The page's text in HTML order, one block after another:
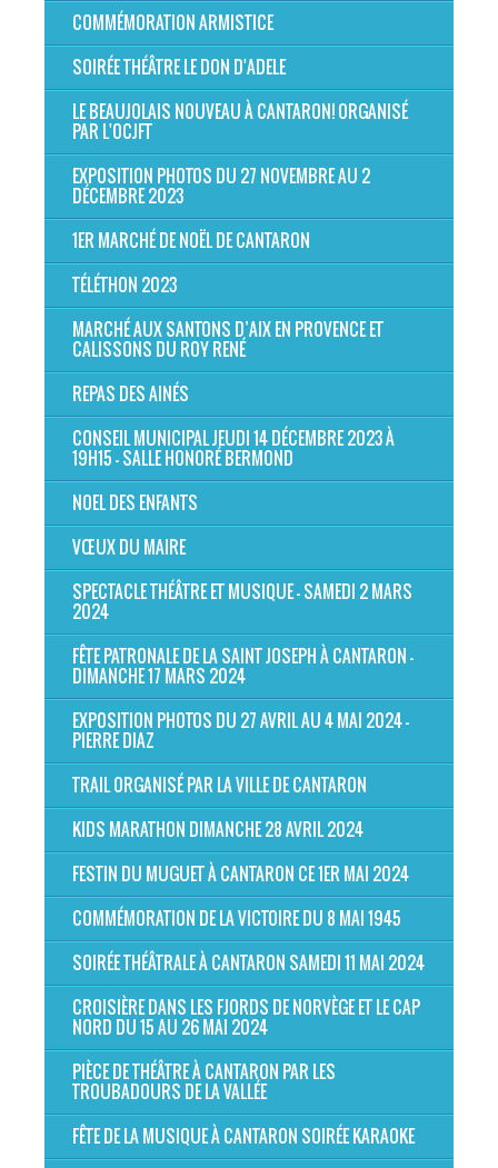
COMMÉMORATION ARMISTICE
SOIRÉE THÉÂTRE LE DON D'ADELE
LE BEAUJOLAIS NOUVEAU À CANTARON! ORGANISÉ
PAR L'OCJFT
EXPOSITION PHOTOS DU 27 NOVEMBRE AU 2
DÉCEMBRE 2023
1ER MARCHÉ DE NOËL DE CANTARON
TÉLÉTHON 2023
MARCHÉ AUX SANTONS D’AIX EN PROVENCE ET
CALISSONS DU ROY RENÉ
REPAS DES AINÉS
CONSEIL MUNICIPAL JEUDI 14 DÉCEMBRE 2023 À
19H15 - SALLE HONORÉ BERMOND
NOEL DES ENFANTS
VŒUX DU MAIRE
SPECTACLE THÉÂTRE ET MUSIQUE - SAMEDI 2 MARS
2024
FÊTE PATRONALE DE LA SAINT JOSEPH À CANTARON -
DIMANCHE 17 MARS 2024
EXPOSITION PHOTOS DU 27 AVRIL AU 4 MAI 2024 -
PIERRE DIAZ
TRAIL ORGANISÉ PAR LA VILLE DE CANTARON
KIDS MARATHON DIMANCHE 28 AVRIL 2024
FESTIN DU MUGUET À CANTARON CE 1ER MAI 2024
COMMÉMORATION DE LA VICTOIRE DU 8 MAI 1945
SOIRÉE THÉÂTRALE À CANTARON SAMEDI 11 MAI 2024
CROISIÈRE DANS LES FJORDS DE NORVÈGE ET LE CAP
NORD DU 15 AU 26 MAI 2024
PIÈCE DE THÉÂTRE À CANTARON PAR LES
TROUBADOURS DE LA VALLÉE
FÊTE DE LA MUSIQUE À CANTARON SOIRÉE KARAOKE